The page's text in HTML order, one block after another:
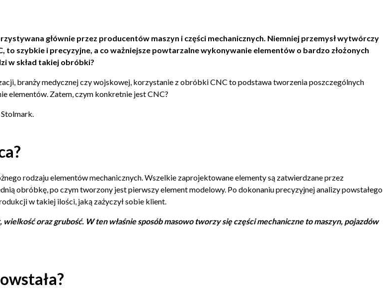
głównie przez producentów maszyn i części mechanicznych. Niemniej przemysł wytwórczy
to szybkie i precyzyjne, a co ważniejsze powtarzalne wykonywanie elementów o bardzo złożonych
w skład takiej obróbki?
branży medycznej czy wojskowej, korzystanie z obróbki CNC to podstawa tworzenia poszczególnych
elementów. Zatem, czym konkretnie jest CNC?
rodzaju elementów mechanicznych. Wszelkie zaprojektowane elementy są zatwierdzane przez
obróbkę, po czym tworzony jest pierwszy element modelowy. Po dokonaniu precyzyjnej analizy powstałego
w takiej ilości, jaką zażyczył sobie klient.
oraz grubość. W ten właśnie sposób masowo tworzy się części mechaniczne to maszyn, pojazdów